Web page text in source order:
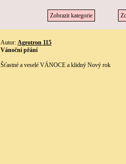
Zobrazit kategorie
Autor: Agrotron 115
Vánoční přání
Šťastné a veselé VÁNOCE a klidný Nový rok